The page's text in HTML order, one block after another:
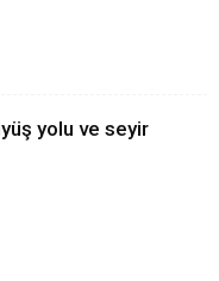
yolu ve seyir